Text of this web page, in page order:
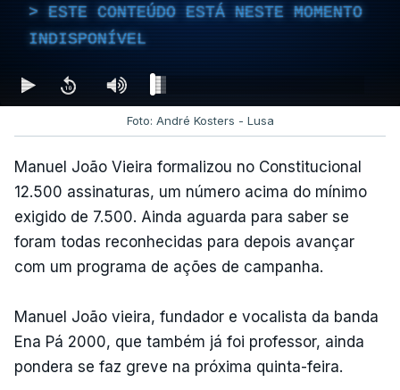
ESTE CONTEÚDO ESTÁ NESTE MOMENTO
INDISPONÍVEL
Foto: André Kosters - Lusa
Manuel João Vieira formalizou no Constitucional
12.500 assinaturas, um número acima do mínimo
exigido de 7.500. Ainda aguarda para saber se
foram todas reconhecidas para depois avançar
com um programa de ações de campanha.
Manuel João vieira, fundador e vocalista da banda
Ena Pá 2000, que também já foi professor, ainda
pondera se faz greve na próxima quinta-feira.